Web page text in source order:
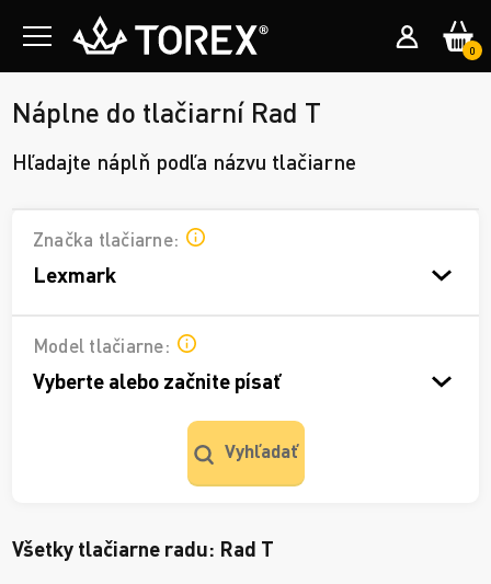
0
Náplne do tlačiarní Rad T
Hľadajte náplň podľa názvu tlačiarne
Značka tlačiarne:
Lexmark
Model tlačiarne:
Vyberte alebo začnite písať
Vyhľadať
Všetky tlačiarne radu: Rad T